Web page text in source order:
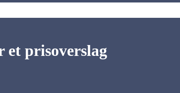
et prisoverslag